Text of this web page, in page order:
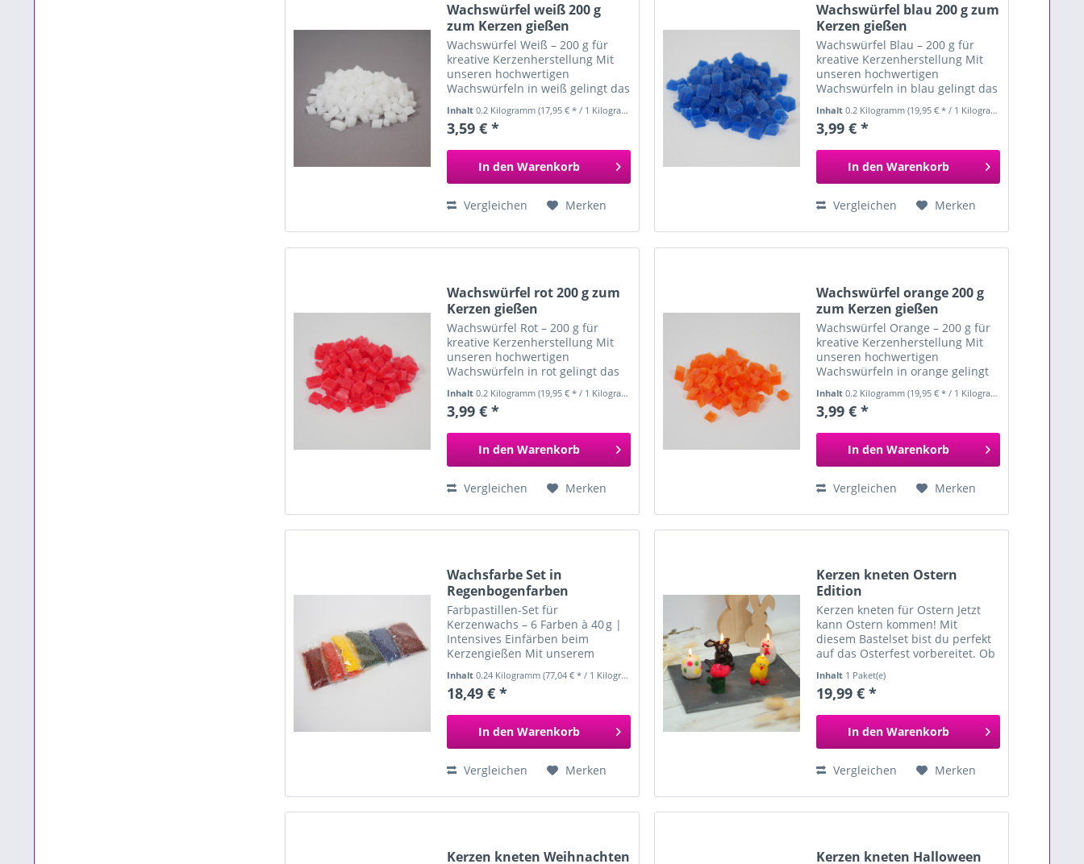
Wachswürfel weiß 200 g
zum Kerzen gießen
Wachswürfel Weiß – 200 g für
kreative Kerzenherstellung Mit
unseren hochwertigen
Wachswürfeln in weiß gelingt das
einfach und schnell. Ideal für
DIY-Projekte, kreative
Geschenkideen oder Bastelspaß
mit Kindern –...
Inhalt0.2 Kilogramm(17,95 € * / 1 Kilogramm)
3,59 € *
In den Warenkorb
Vergleichen Merken
Wachswürfel blau 200 g zum
Kerzen gießen
Wachswürfel Blau – 200 g für
kreative Kerzenherstellung Mit
unseren hochwertigen
Wachswürfeln in blau gelingt das
einfach und schnell. Ideal für
DIY-Projekte, kreative
Geschenkideen oder Bastelspaß
mit Kindern –...
Inhalt0.2 Kilogramm(19,95 € * / 1 Kilogramm)
3,99 € *
In den Warenkorb
Vergleichen Merken
Wachswürfel rot 200 g zum
Kerzen gießen
Wachswürfel Rot – 200 g für
kreative Kerzenherstellung Mit
unseren hochwertigen
Wachswürfeln in rot gelingt das
einfach und schnell. Ideal für
DIY-Projekte, kreative
mit Kindern –...
Inhalt0.2 Kilogramm(19,95 € * / 1 Kilogramm)
3,99 € *
In den Warenkorb
Vergleichen Merken
Wachswürfel orange 200 g
zum Kerzen gießen
Wachswürfel Orange – 200 g für
kreative Kerzenherstellung Mit
unseren hochwertigen
Wachswürfeln in orange gelingt
einfach und schnell. Ideal für
DIY-Projekte, kreative
Inhalt0.2 Kilogramm(19,95 € * / 1 Kilogramm)
3,99 € *
In den Warenkorb
Vergleichen Merken
Wachsfarbe Set in
Regenbogenfarben
Farbpastillen-Set für
Kerzenwachs – 6 Farben à 40 g |
Intensives Einfärben beim
Kerzengießen Mit unserem
bringst du Farbe in dein
Kerzenhandwerk! Das Set enthält
6 kräftige Farbtöne zu je 40 g ,
Inhalt0.24 Kilogramm(77,04 € * / 1 Kilogramm)
18,49 € *
In den Warenkorb
Vergleichen Merken
Kerzen kneten Ostern
Edition
Kerzen kneten für Ostern Jetzt
kann Ostern kommen! Mit
diesem Bastelset bist du perfekt
auf das Osterfest vorbereitet. Ob
Osterzeit oder als liebevolle
Geschenkidee im Osternest –
dieses Set bringt Spaß...
Inhalt 1 Paket(e)
19,99 € *
In den Warenkorb
Vergleichen Merken
Kerzen kneten Weihnachten
Kerzen kneten Halloween